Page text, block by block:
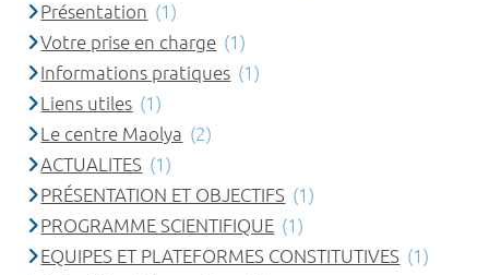
Présentation (1)
Votre prise en charge (1)
Informations pratiques (1)
Liens utiles (1)
Le centre Maolya (2)
ACTUALITES (1)
PRÉSENTATION ET OBJECTIFS (1)
PROGRAMME SCIENTIFIQUE (1)
EQUIPES ET PLATEFORMES CONSTITUTIVES (1)